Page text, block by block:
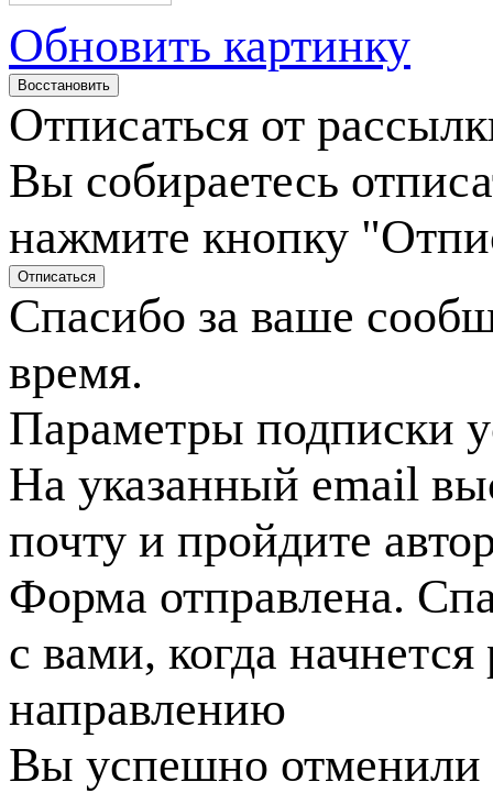
Обновить картинку
Отписаться от
Вы собираетесь
нажмите кнопку
Спасибо за ваше
время.
Параметры подписки
На указанный email
почту и пройдите
Форма отправлена.
с вами, когда
направлению
Вы успешно отменили